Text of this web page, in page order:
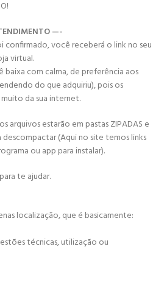
—-
confirmado, você receberá o link no seu
virtual.
baixa com calma, de preferência aos
do que adquiriu), pois os
da sua internet.
arquivos estarão em pastas ZIPADAS e
(Aqui no site temos links
ou app para instalar).
te ajudar.
localização, que é basicamente:
técnicas, utilização ou